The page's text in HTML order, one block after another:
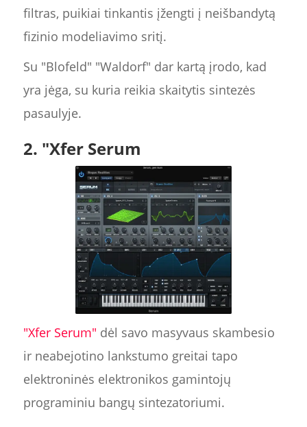
filtras, puikiai tinkantis įžengti į neišbandytą
fizinio modeliavimo sritį.
Su "Blofeld" "Waldorf" dar kartą įrodo, kad
yra jėga, su kuria reikia skaitytis sintezės
pasaulyje.
2. "Xfer Serum
"Xfer Serum" dėl savo masyvaus skambesio
ir neabejotino lankstumo greitai tapo
elektroninės elektronikos gamintojų
programiniu bangų sintezatoriumi.